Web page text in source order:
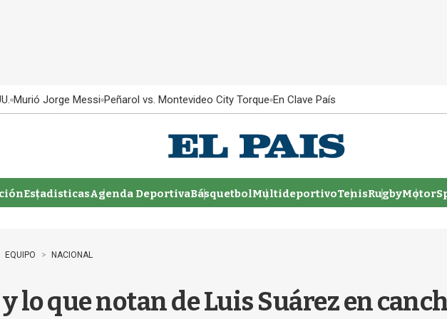
Murió Jorge Messi Peñarol vs. Montevideo City Torque En Clave País
EstadisticasAgenda DeportivaBásquetbolMultideportivoTenisRugby
EQUIPO NACIONAL
lo que notan de Luis Suárez en